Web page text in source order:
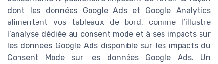
dont les données Google Ads et Google Analytics
alimentent vos tableaux de bord, comme l’illustre
l’analyse dédiée au consent mode et à ses impacts sur
les données Google Ads disponible sur les impacts du
Consent Mode sur les données Google Ads. Un